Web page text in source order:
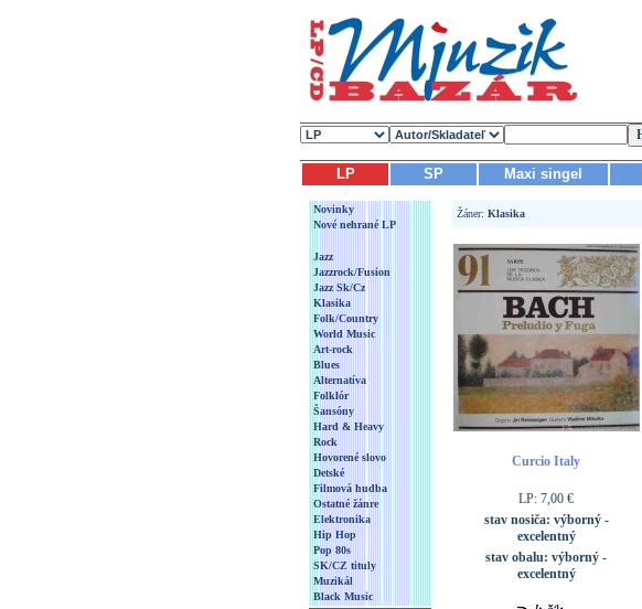
LP SP Maxi singel
Novinky
Nové nehrané LP
Jazz
Jazzrock/Fusion
Jazz Sk/Cz
Klasika
Folk/Country
World Music
Art-rock
Blues
Alternatíva
Folklór
Šansóny
Hard & Heavy
Rock
Hovorené slovo
Detské
Filmová hudba
Ostatné žánre
Elektronika
Hip Hop
Pop 80s
SK/CZ tituly
Muzikál
Black Music
Žáner: Klasika
Curcio Italy
LP: 7,00 €
stav nosiča: výborný -
excelentný
stav obalu: výborný -
excelentný